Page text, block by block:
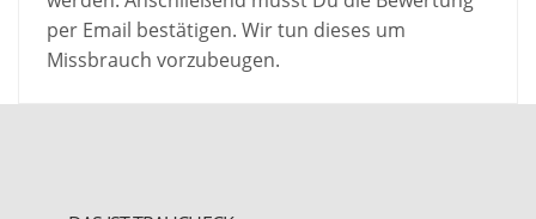
per Email bestätigen. Wir tun dieses um
Missbrauch vorzubeugen.